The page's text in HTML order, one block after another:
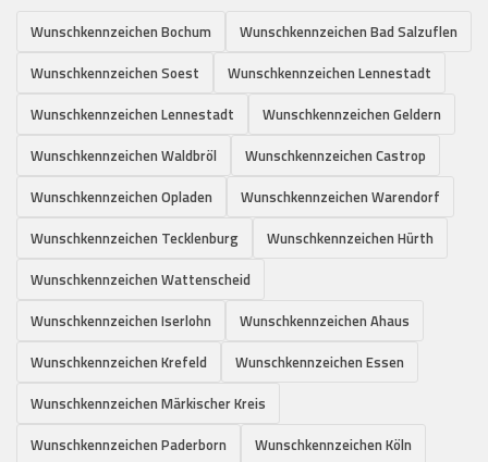
Wunschkennzeichen Bochum
Wunschkennzeichen Bad Salzuflen
Wunschkennzeichen Soest
Wunschkennzeichen Lennestadt
Wunschkennzeichen Lennestadt
Wunschkennzeichen Geldern
Wunschkennzeichen Waldbröl
Wunschkennzeichen Castrop
Wunschkennzeichen Opladen
Wunschkennzeichen Warendorf
Wunschkennzeichen Tecklenburg
Wunschkennzeichen Hürth
Wunschkennzeichen Wattenscheid
Wunschkennzeichen Iserlohn
Wunschkennzeichen Ahaus
Wunschkennzeichen Krefeld
Wunschkennzeichen Essen
Wunschkennzeichen Märkischer Kreis
Wunschkennzeichen Paderborn
Wunschkennzeichen Köln